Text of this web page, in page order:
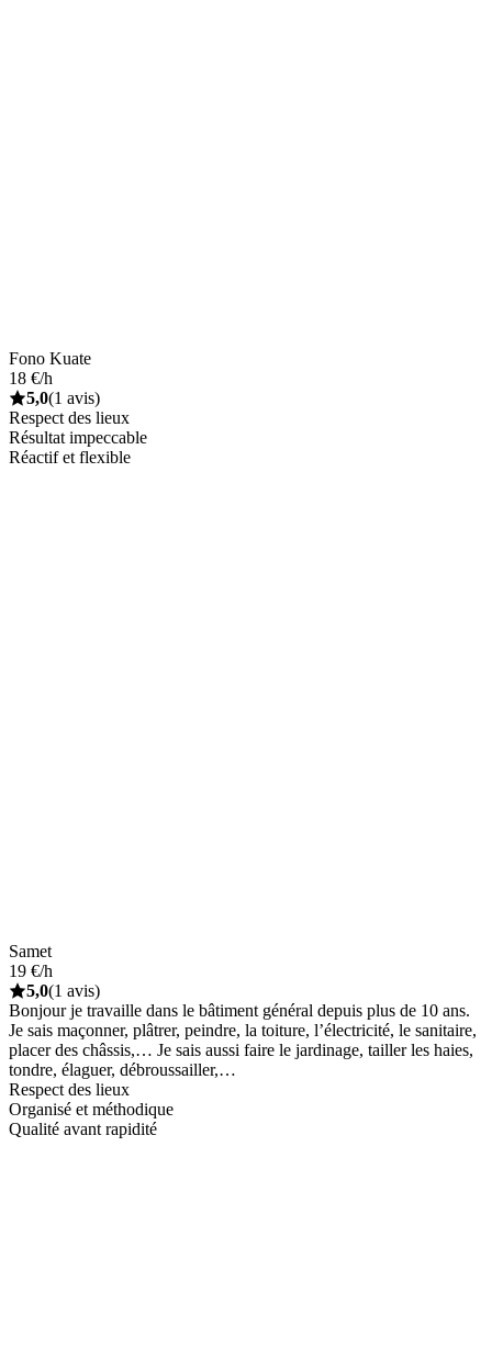
Fono Kuate
18 €/h
5,0(1 avis)
Respect des lieux
Résultat impeccable
Réactif et flexible
Samet
19 €/h
5,0(1 avis)
Bonjour je travaille dans le bâtiment général depuis plus de 10 ans.
Je sais maçonner, plâtrer, peindre, la toiture, l’électricité, le sanitaire,
placer des châssis,… Je sais aussi faire le jardinage, tailler les haies,
tondre, élaguer, débroussailler,…
Respect des lieux
Organisé et méthodique
Qualité avant rapidité